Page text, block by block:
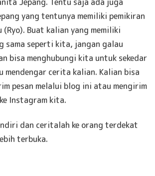
yang tentunya memiliki pemikiran
(Ryo). Buat kalian yang memiliki
sama seperti kita, jangan galau
bisa menghubungi kita untuk sekedar
mendengar cerita kalian. Kalian bisa
pesan melalui blog ini atau mengirim
Instagram kita.
dan ceritalah ke orang terdekat
terbuka.